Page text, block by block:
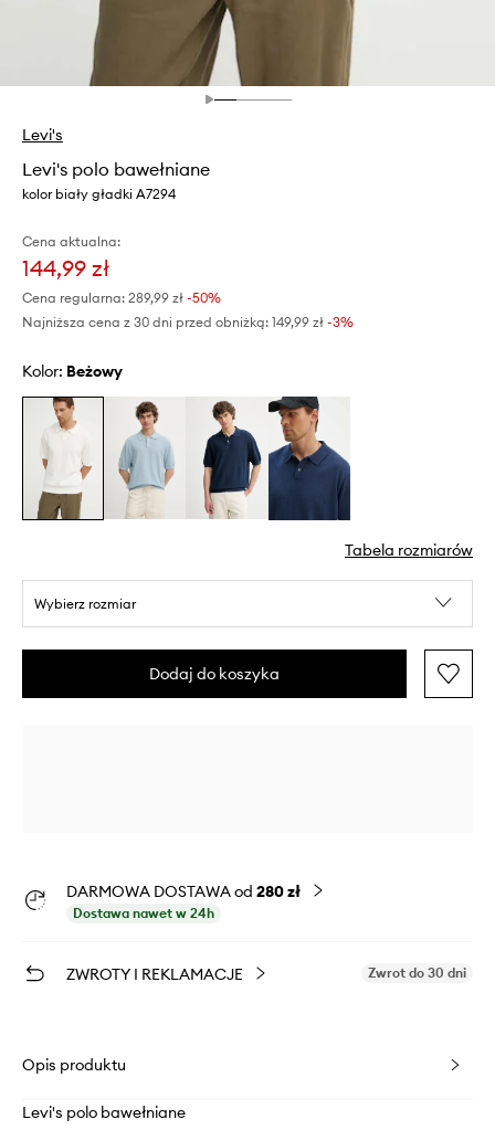
Levi's
Levi's polo bawełniane
kolor biały gładki A7294
Cena aktualna:
144,99 zł
Cena regularna: 289,99 zł -50%
Najniższa cena z 30 dni przed obniżką: 149,99 zł -3%
Kolor: beżowy
Tabela rozmiarów
Wybierz rozmiar
Dodaj do koszyka
DARMOWA DOSTAWA od 280 zł
Dostawa nawet w 24h
ZWROTY I REKLAMACJE Zwrot do 30 dni
Opis produktu
Levi's polo bawełniane